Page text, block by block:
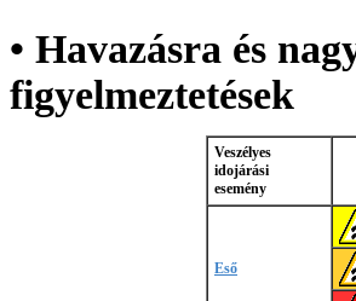
• Havazásra és
figyelmeztetések
Veszélyes
idojárási
esemény
Eső